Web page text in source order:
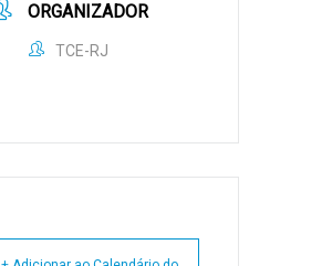
ORGANIZADOR
TCE-RJ